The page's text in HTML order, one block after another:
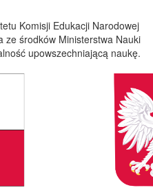
Komisji Edukacji Narodowej
ze środków Ministerstwa Nauki
upowszechniającą naukę.